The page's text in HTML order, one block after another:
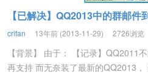
【已解决】QQ2013中的群邮件
crifan 13年前 (2013-11-29) 2726浏览
【背景】 由于： 【记录】QQ2011
再支持 而无奈装了最新的QQ2013